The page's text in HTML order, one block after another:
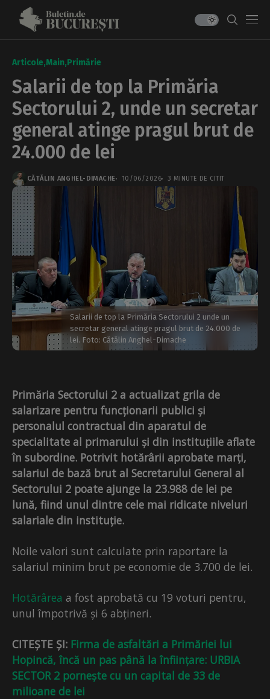
Articole Main Primărie
Salarii de top la Primăria
Sectorului 2, unde un secretar
general atinge pragul brut de
24.000 de lei
CĂTĂLIN ANGHEL-DIMACHE 10/06/2026 3 MINUTE DE CITIT
Salarii de top la Primăria Sectorului 2 unde un
secretar general atinge pragul brut de 24.000 de
lei. Foto: Cătălin Anghel-Dimache
Primăria Sectorului 2 a actualizat grila de
salarizare pentru funcționarii publici și
personalul contractual din aparatul de
specialitate al primarului și din instituțiile aflate
în subordine. Potrivit hotărârii aprobate marți,
salariul de bază brut al Secretarului General al
Sectorului 2 poate ajunge la 23.988 de lei pe
lună, fiind unul dintre cele mai ridicate niveluri
salariale din instituție.
Noile valori sunt calculate prin raportare la
salariul minim brut pe economie de 3.700 de lei.
Hotărârea a fost aprobată cu 19 voturi pentru,
unul împotrivă și 6 abțineri.
CITEȘTE ȘI: Firma de asfaltări a Primăriei lui
Hopincă, încă un pas până la înființare: URBIA
SECTOR 2 pornește cu un capital de 33 de
milioane de lei